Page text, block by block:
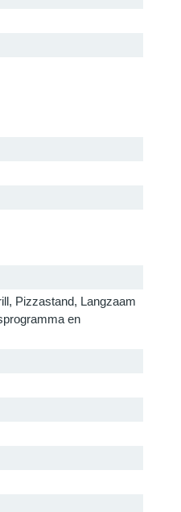
Pizzastand, Langzaam
en